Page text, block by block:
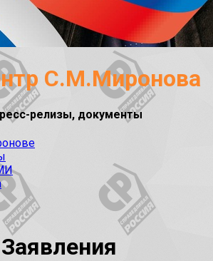
С.М.Миронова
релизы, документы